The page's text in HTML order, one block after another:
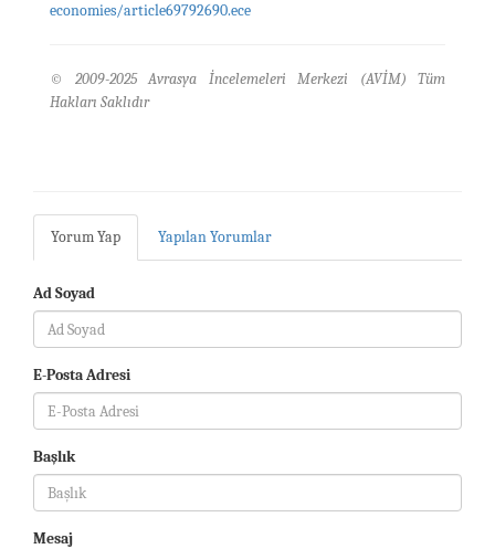
economies/article69792690.ece
© 2009-2025 Avrasya İncelemeleri Merkezi (AVİM) Tüm
Hakları Saklıdır
Yorum Yap Yapılan Yorumlar
Ad Soyad
E-Posta Adresi
Başlık
Mesaj